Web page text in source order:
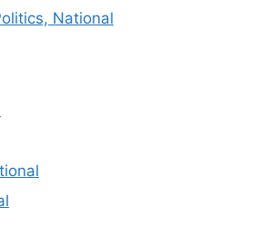
National